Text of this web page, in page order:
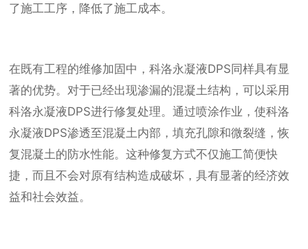
了施工工序，降低了施工成本。
在既有工程的维修加固中，科洛永凝液DPS同样具有显
著的优势。对于已经出现渗漏的混凝土结构，可以采用
科洛永凝液DPS进行修复处理。通过喷涂作业，使科洛
永凝液DPS渗透至混凝土内部，填充孔隙和微裂缝，恢
复混凝土的防水性能。这种修复方式不仅施工简便快
捷，而且不会对原有结构造成破坏，具有显著的经济效
益和社会效益。